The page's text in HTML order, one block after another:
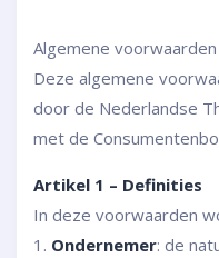
Algemene
Deze algemene
door de Nederlandse
met de
Artikel 1 – Definities
In deze voorwaarden
1. Ondernemer: de